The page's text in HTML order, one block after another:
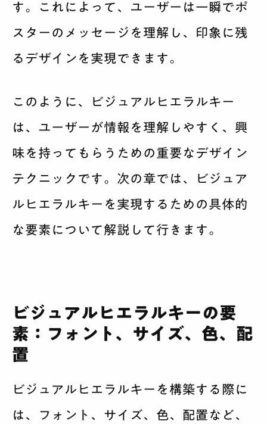
す。これによって、ユーザーは一瞬でポ
スターのメッセージを理解し、印象に残
るデザインを実現できます。
このように、ビジュアルヒエラルキー
は、ユーザーが情報を理解しやすく、興
味を持ってもらうための重要なデザイン
テクニックです。次の章では、ビジュア
ルヒエラルキーを実現するための具体的
な要素について解説して行きます。
ビジュアルヒエラルキーの要
素：フォント、サイズ、色、配
置
ビジュアルヒエラルキーを構築する際に
は、フォント、サイズ、色、配置など、